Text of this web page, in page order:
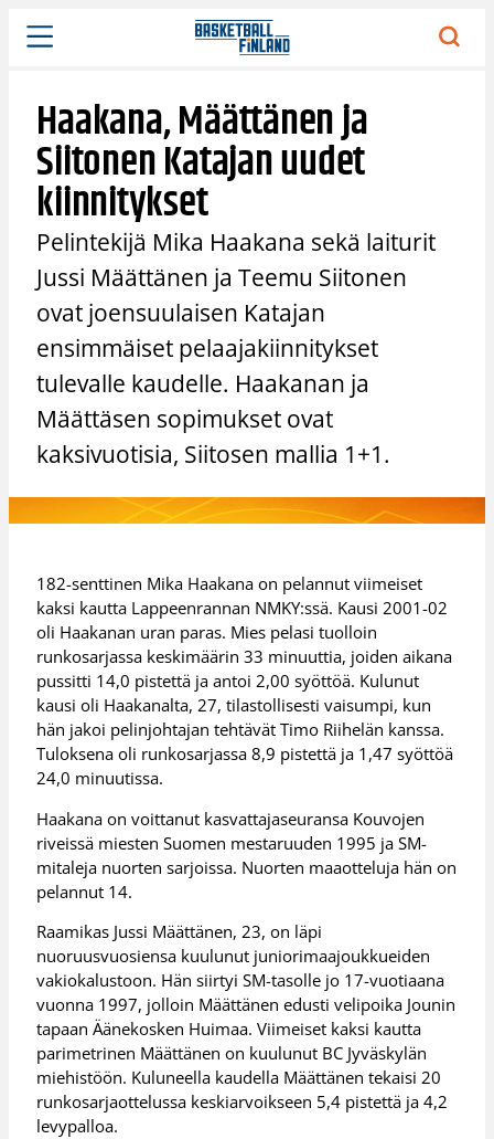
Siirry
sisältöön
Haakana, Määttänen ja
Siitonen Katajan uudet
kiinnitykset
Pelintekijä Mika Haakana sekä laiturit
Jussi Määttänen ja Teemu Siitonen
ovat joensuulaisen Katajan
ensimmäiset pelaajakiinnitykset
tulevalle kaudelle. Haakanan ja
Määttäsen sopimukset ovat
kaksivuotisia, Siitosen mallia 1+1.
182-senttinen Mika Haakana on pelannut viimeiset
kaksi kautta Lappeenrannan NMKY:ssä. Kausi 2001-02
oli Haakanan uran paras. Mies pelasi tuolloin
runkosarjassa keskimäärin 33 minuuttia, joiden aikana
pussitti 14,0 pistettä ja antoi 2,00 syöttöä. Kulunut
kausi oli Haakanalta, 27, tilastollisesti vaisumpi, kun
hän jakoi pelinjohtajan tehtävät Timo Riihelän kanssa.
Tuloksena oli runkosarjassa 8,9 pistettä ja 1,47 syöttöä
24,0 minuutissa.
Haakana on voittanut kasvattajaseuransa Kouvojen
riveissä miesten Suomen mestaruuden 1995 ja SM-
mitaleja nuorten sarjoissa. Nuorten maaotteluja hän on
pelannut 14.
Raamikas Jussi Määttänen, 23, on läpi
nuoruusvuosiensa kuulunut juniorimaajoukkueiden
vakiokalustoon. Hän siirtyi SM-tasolle jo 17-vuotiaana
vuonna 1997, jolloin Määttänen edusti velipoika Jounin
tapaan Äänekosken Huimaa. Viimeiset kaksi kautta
parimetrinen Määttänen on kuulunut BC Jyväskylän
miehistöön. Kuluneella kaudella Määttänen tekaisi 20
runkosarjaottelussa keskiarvoikseen 5,4 pistettä ja 4,2
levypalloa.